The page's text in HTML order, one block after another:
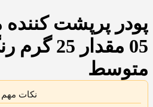
پودر پرپشت
05 مقدار
متوسط
نکات مهم